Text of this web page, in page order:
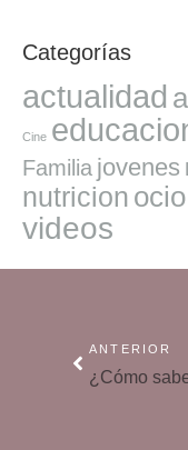
Categorías
actualidad
Cine
Familia jovenes
nutricion ocio
videos
ANTERIOR